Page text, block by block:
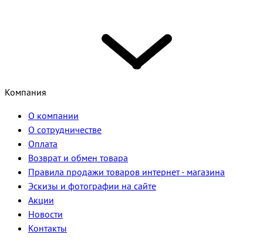
Компания
О компании
О сотрудничестве
Оплата
Возврат и обмен товара
Правила продажи товаров интернет - магазина
Эскизы и фотографии на сайте
Акции
Новости
Контакты